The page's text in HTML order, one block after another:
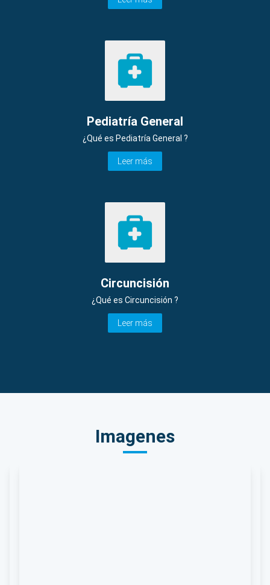
Pediatría General
¿Qué es Pediatría General ?
Leer más
Circuncisión
¿Qué es Circuncisión ?
Leer más
Imagenes